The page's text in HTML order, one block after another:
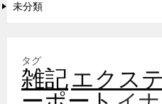
未分類
タグ
雑記エクス